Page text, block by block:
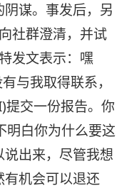
谋。事发后，另
社群澄清，并试
发文表示：嘿
与我取得联系，
提交一份报告。你
明白你为什么要这
出来，尽管我想
机会可以退还